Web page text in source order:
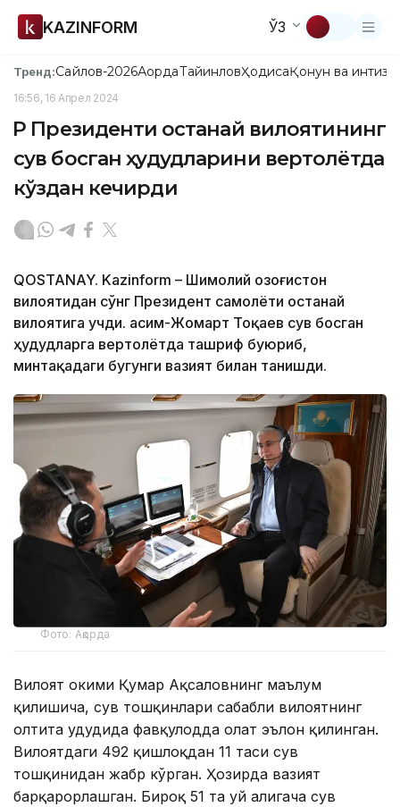
KAZINFORM ЎЗ
Тренд:Сайлов-2026АқордаТайинловҲодисаҚонун ва
16:56, 16 Апрел 2024
ҚР Президенти Қостанай вилоятининг
сув босган ҳудудларини вертолётда
кўздан кечирди
QOSTANAY. Kazinform – Шимолий Қозоғистон
вилоятидан сўнг Президент самолёти Қостанай
вилоятига учди. Қасим-Жомарт Тоқаев сув босган
ҳудудларга вертолётда ташриф буюриб,
минтақадаги бугунги вазият билан танишди.
Фото: Ақорда
Вилоят ҳокими Қумар Ақсаловнинг маълум
қилишича, сув тошқинлари сабабли вилоятнинг
олтита ҳудудида фавқулодда ҳолат эълон қилинган.
Вилоятдаги 492 қишлоқдан 11 таси сув
тошқинидан жабр кўрган. Ҳозирда вазият
барқарорлашган. Бироқ 51 та уй ҳалигача сув